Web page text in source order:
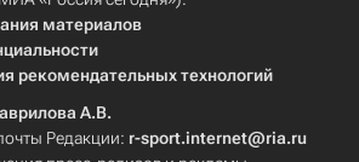
материалов
рекомендательных технологий
А.В.
Редакции: r-sport.internet@ria.ru